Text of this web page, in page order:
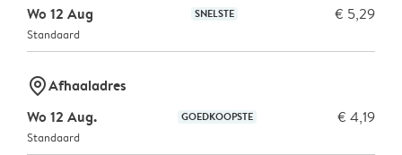
Wo 12 Aug SNELSTE € 5,29
Standaard
marker-pinAfhaaladres
Wo 12 Aug.
GOEDKOOPSTE € 4,19
Standaard